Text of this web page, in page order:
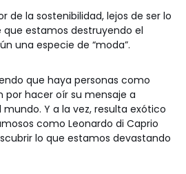
de la sostenibilidad, lejos de ser lo
estamos destruyendo el
una especie de “moda”.
que haya personas como
por hacer oír su mensaje a
Y a la vez, resulta exótico
como Leonardo di Caprio
lo que estamos devastando